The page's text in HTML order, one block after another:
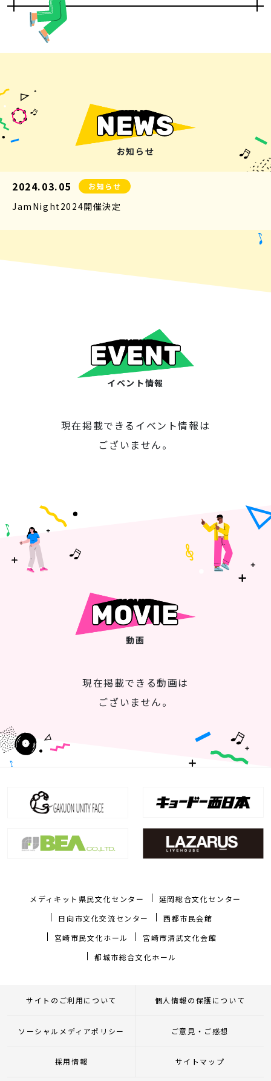
お知らせ
2024.03.05 お知らせ
JamNight2024開催決定
イベント情報
現在掲載できるイベント情報は
ございません。
動画
現在掲載できる動画は
ございません。
メディキット県民文化センター
延岡総合文化センター
日向市文化交流センター
西都市民会館
宮崎市民文化ホール
宮崎市清武文化会館
都城市総合文化ホール
サイトのご利用について 個人情報の保護について
ソーシャルメディアポリシー ご意見・ご感想
採用情報 サイトマップ